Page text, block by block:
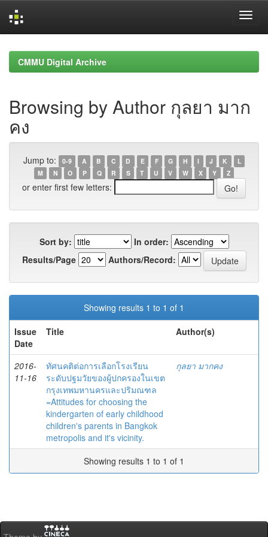
navigationCMMU Digital Archive
Browsing by Author กุลยา มาก
คง
Jump to: 0-9 A B C D E F G H I J K
L
M
N O P Q R S T U V W X Y Z
or enter first few letters:
Sort by:
In order:
Results/Page
Authors/Record:
Showing results 1 to 1 of 1
Issue
Date
Title Author(s)
2016-
11-16
ทัศนคติต่อการเลือกโรงเรียน
ระดับปฐมวัยของผู้ปกครองในเขต
กรุงเทพมหานครและปริมณฑล
=Attitudes for choosing the
kindergarten of early childhood
children's parents in Bangkok
metropolis and it's vicinity.
กุลยา มากคง
Showing results 1 to 1 of 1